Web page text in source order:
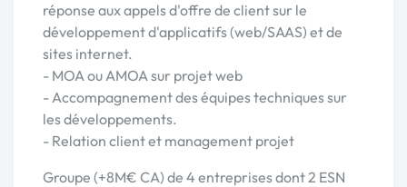
réponse aux appels d'offre de client sur le
développement d'applicatifs (web/SAAS) et de
sites internet.
- MOA ou AMOA sur projet web
- Accompagnement des équipes techniques sur
les développements.
- Relation client et management projet
Groupe (+8M€ CA) de 4 entreprises dont 2 ESN